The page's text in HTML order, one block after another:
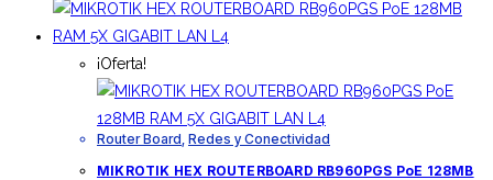
¡Oferta!
Router Board Redes y Conectividad
MIKROTIK HEX ROUTERBOARD RB960PGS PoE 128MB